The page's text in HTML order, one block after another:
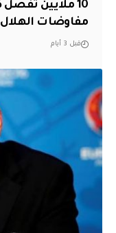
10 ملايين
مفاوضات
قبل 3 أيام